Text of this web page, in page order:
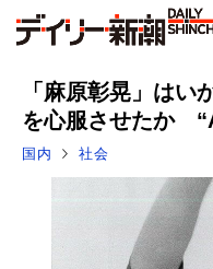
「麻原彰晃」はい
を心服させたか
国内 社会